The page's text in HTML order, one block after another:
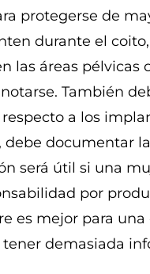
protegerse de
durante el
las áreas
También
a los
debe documentar
será útil si una
por
es mejor para
demasiada